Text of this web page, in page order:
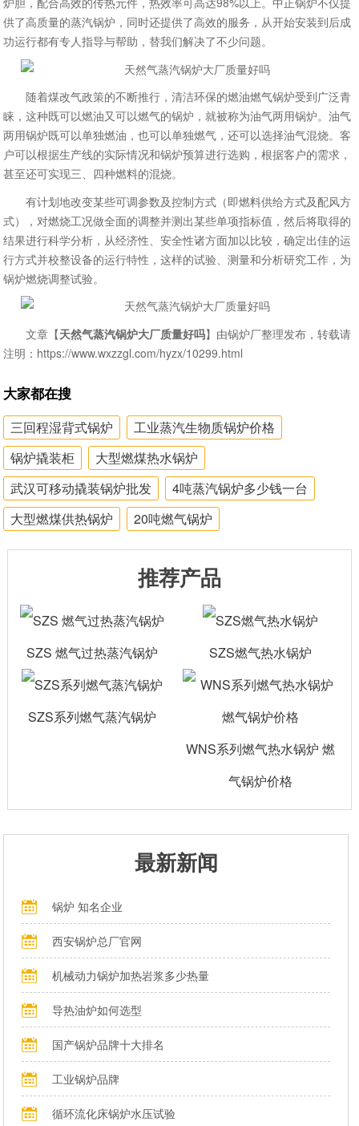
供了高质量的蒸汽锅炉，同时还提供了高效的服务，从开始安装到后成
功运行都有专人指导与帮助，替我们解决了不少问题。
随着煤改气政策的不断推行，清洁环保的燃油燃气锅炉受到广泛青
睐，这种既可以燃油又可以燃气的锅炉，就被称为油气两用锅炉。油气
两用锅炉既可以单独燃油，也可以单独燃气，还可以选择油气混烧。客
户可以根据生产线的实际情况和锅炉预算进行选购，根据客户的需求，
甚至还可实现三、四种燃料的混烧。
有计划地改变某些可调参数及控制方式（即燃料供给方式及配风方
式），对燃烧工况做全面的调整并测出某些单项指标值，然后将取得的
结果进行科学分析，从经济性、安全性诸方面加以比较，确定出佳的运
行方式并校整设备的运行特性，这样的试验、测量和分析研究工作，为
锅炉燃烧调整试验。
文章【天然气蒸汽锅炉大厂质量好吗】由锅炉厂整理发布，转载请
注明：https://www.wxzzgl.com/hyzx/10299.html
大家都在搜
三回程湿背式锅炉
工业蒸汽生物质锅炉价格
锅炉撬装柜
大型燃煤热水锅炉
武汉可移动撬装锅炉批发
4吨蒸汽锅炉多少钱一台
大型燃煤供热锅炉
20吨燃气锅炉
推荐产品
SZS 燃气过热蒸汽锅炉 SZS燃气热水锅炉
SZS系列燃气蒸汽锅炉
WNS系列燃气热水锅炉 燃
气锅炉价格
最新新闻
锅炉 知名企业
西安锅炉总厂官网
机械动力锅炉加热岩浆多少热量
导热油炉如何选型
国产锅炉品牌十大排名
工业锅炉品牌
循环流化床锅炉水压试验